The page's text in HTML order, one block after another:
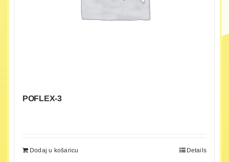
POFLEX-3
Dodaj u košaricu Details